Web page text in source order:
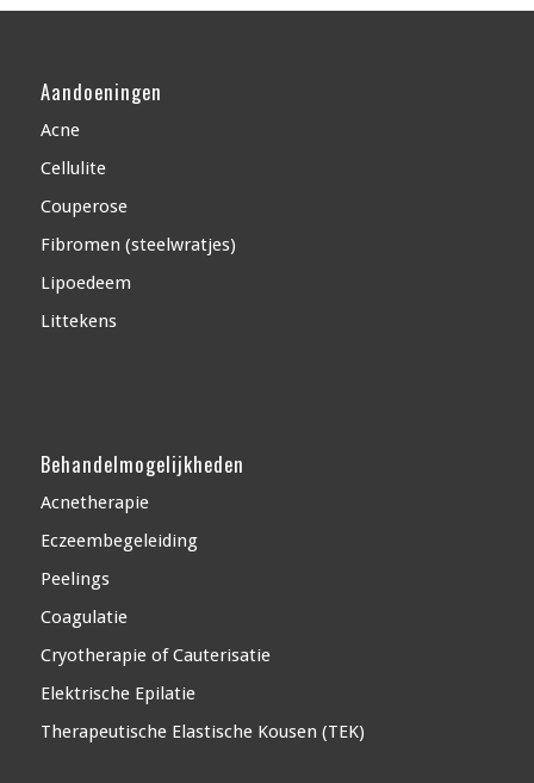
Aandoeningen
Acne
Cellulite
Couperose
Fibromen (steelwratjes)
Lipoedeem
Littekens
Behandelmogelijkheden
Acnetherapie
Eczeembegeleiding
Peelings
Coagulatie
Cryotherapie of Cauterisatie
Elektrische Epilatie
Therapeutische Elastische Kousen (TEK)